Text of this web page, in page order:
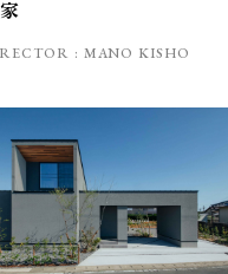
: MANO KISHO